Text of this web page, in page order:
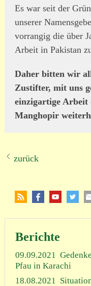
Es war seit der
unserer
vorrangig die über
Arbeit in Pakistan
Daher bitten wir
Zustifter, mit uns
einzigartige Arbeit
Manghopir
zurück
Berichte
09.09.2021
Pfau in Karachi
18.08.2021